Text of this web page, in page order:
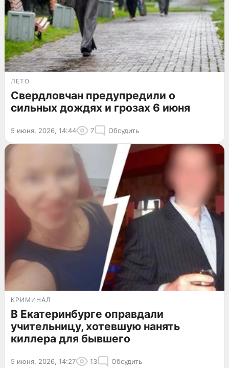
ЛЕТО
Свердловчан предупредили о
сильных дождях и грозах 6 июня
5 июня, 2026, 14:44 7 Обсудить
КРИМИНАЛ
В Екатеринбурге оправдали
учительницу, хотевшую нанять
киллера для бывшего
5 июня, 2026, 14:27 13 Обсудить